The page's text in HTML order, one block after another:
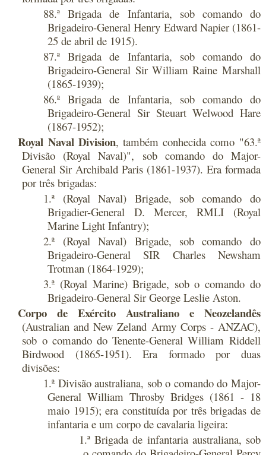
88.ª Brigada de Infantaria, sob comando do
Brigadeiro-General Henry Edward Napier (1861-
25 de abril de 1915).
87.ª Brigada de Infantaria, sob comando do
Brigadeiro-General Sir William Raine Marshall
(1865-1939);
86.ª Brigada de Infantaria, sob comando do
Brigadeiro-General Sir Steuart Welwood Hare
(1867-1952);
Royal Naval Division, também conhecida como "63.ª
Divisão (Royal Naval)", sob comando do Major-
General Sir Archibald Paris (1861-1937). Era formada
por três brigadas:
1.ª (Royal Naval) Brigade, sob comando do
Brigadier-General D. Mercer, RMLI (Royal
Marine Light Infantry);
2.ª (Royal Naval) Brigade, sob comando do
Brigadeiro-General SIR Charles Newsham
Trotman (1864-1929);
3.ª (Royal Marine) Brigade, sob o comando do
Brigadeiro-General Sir George Leslie Aston.
Corpo de Exército Australiano e Neozelandês
(Australian and New Zeland Army Corps - ANZAC),
sob o comando do Tenente-General William Riddell
Birdwood (1865-1951). Era formado por duas
divisões:
1.ª Divisão australiana, sob o comando do Major-
General William Throsby Bridges (1861 - 18
maio 1915); era constituída por três brigadas de
infantaria e um corpo de cavalaria ligeira:
1.ª Brigada de infantaria australiana, sob